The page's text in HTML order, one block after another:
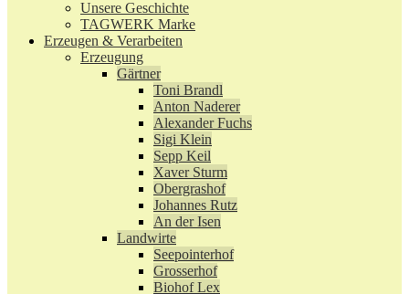
Unsere Geschichte
TAGWERK Marke
Erzeugen & Verarbeiten
Erzeugung
Gärtner
Toni Brandl
Anton Naderer
Alexander Fuchs
Sigi Klein
Sepp Keil
Xaver Sturm
Obergrashof
Johannes Rutz
An der Isen
Landwirte
Seepointerhof
Grosserhof
Biohof Lex